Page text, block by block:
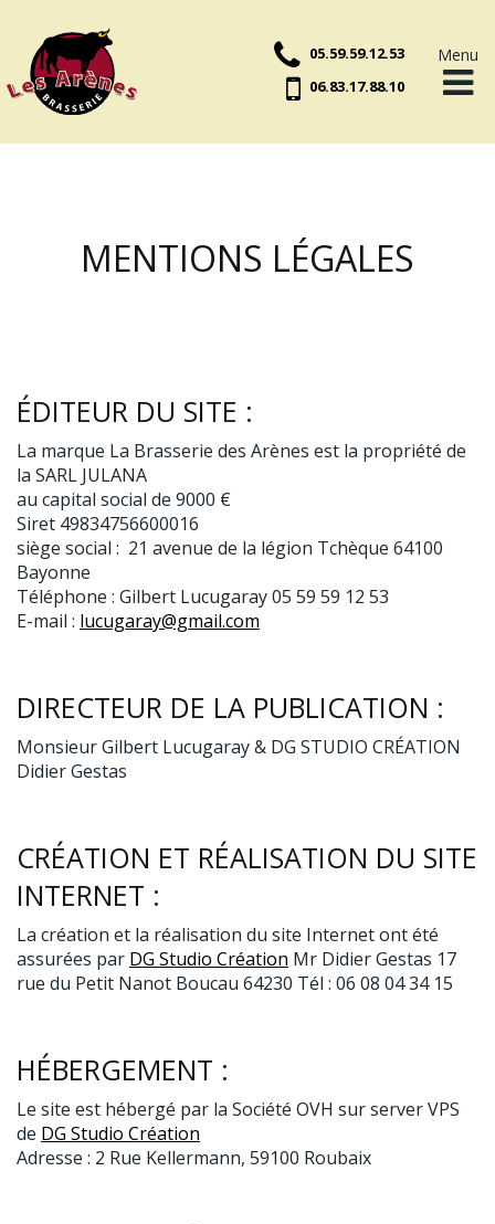
Menu
Suggestions
05.59.59.12.53
06.83.17.88.10
MENTIONS LÉGALES
ÉDITEUR DU SITE :
La marque La Brasserie des Arènes est la propriété de
la SARL JULANA
au capital social de 9000 €
Siret 49834756600016
siège social : 21 avenue de la légion Tchèque 64100
Bayonne
Téléphone : Gilbert Lucugaray 05 59 59 12 53
E-mail : lucugaray@gmail.com
DIRECTEUR DE LA PUBLICATION :
Monsieur Gilbert Lucugaray & DG STUDIO CRÉATION
Didier Gestas
CRÉATION ET RÉALISATION DU SITE
INTERNET :
La création et la réalisation du site Internet ont été
assurées par DG Studio Création Mr Didier Gestas 17
rue du Petit Nanot Boucau 64230 Tél : 06 08 04 34 15
HÉBERGEMENT :
Le site est hébergé par la Société OVH sur server VPS
de DG Studio Création
Adresse : 2 Rue Kellermann, 59100 Roubaix